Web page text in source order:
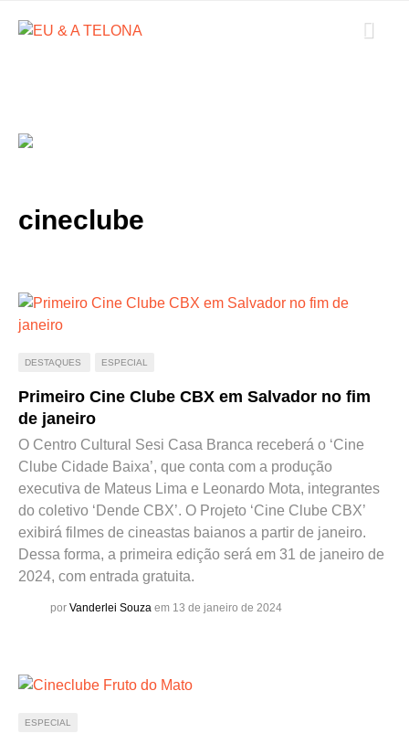
cineclube
DESTAQUES ESPECIAL
Primeiro Cine Clube CBX em Salvador no fim
de janeiro
O Centro Cultural Sesi Casa Branca receberá o ‘Cine
Clube Cidade Baixa’, que conta com a produção
executiva de Mateus Lima e Leonardo Mota, integrantes
do coletivo ‘Dende CBX’. O Projeto ‘Cine Clube CBX’
exibirá filmes de cineastas baianos a partir de janeiro.
Dessa forma, a primeira edição será em 31 de janeiro de
2024, com entrada gratuita.
por Vanderlei Souza em 13 de janeiro de 2024
ESPECIAL